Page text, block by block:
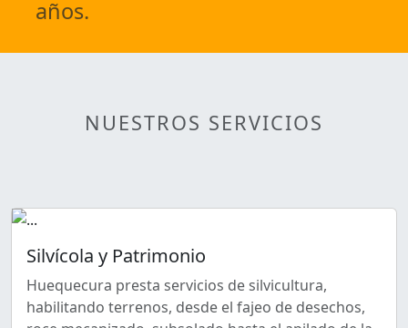
años.
NUESTROS SERVICIOS
Silvícola y Patrimonio
Huequecura presta servicios de silvicultura,
habilitando terrenos, desde el fajeo de desechos,